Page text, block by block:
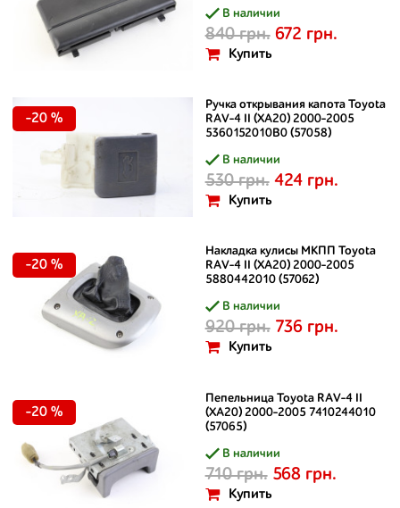
В наличии
840 грн. 672 грн.
Купить
Ручка открывания капота Toyota
RAV-4 II (XA20) 2000-2005
5360152010B0 (57058)
В наличии
530 грн. 424 грн.
Купить
-20 %
Накладка кулисы МКПП Toyota
RAV-4 II (XA20) 2000-2005
5880442010 (57062)
В наличии
920 грн. 736 грн.
Купить
-20 %
Пепельница Toyota RAV-4 II
(XA20) 2000-2005 7410244010
(57065)
В наличии
710 грн. 568 грн.
Купить
-20 %